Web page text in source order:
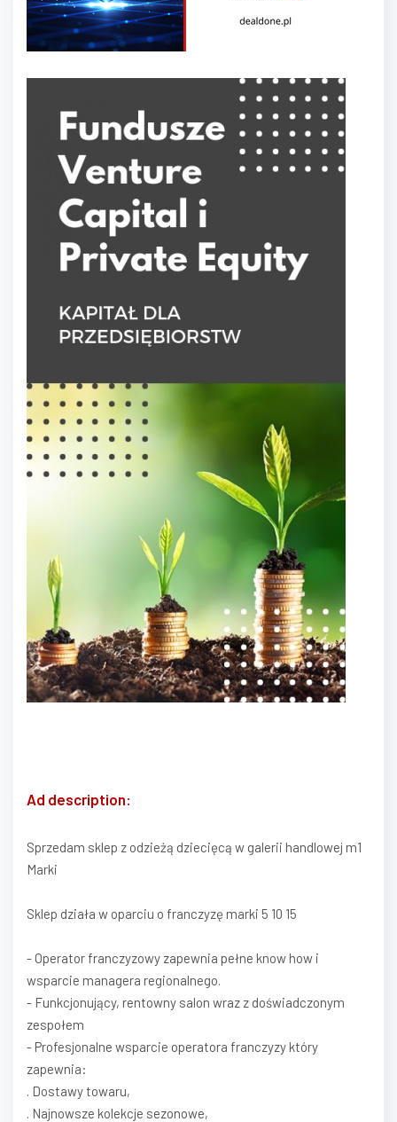
Ad description:
Sprzedam sklep z odzieżą dziecięcą w galerii handlowej m1
Marki
Sklep działa w oparciu o franczyzę marki 5 10 15
- Operator franczyzowy zapewnia pełne know how i
wsparcie managera regionalnego.
- Funkcjonujący, rentowny salon wraz z doświadczonym
zespołem
- Profesjonalne wsparcie operatora franczyzy który
zapewnia:
. Dostawy towaru,
. Najnowsze kolekcje sezonowe,